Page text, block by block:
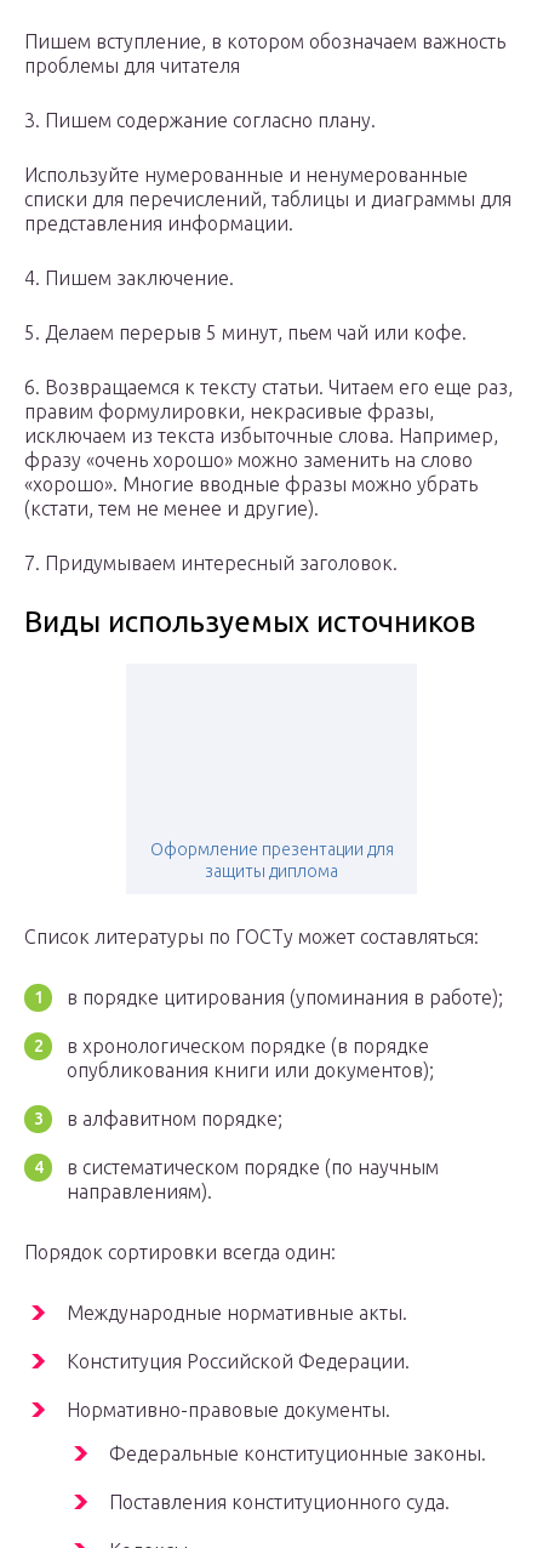
Пишем вступление, в котором обозначаем важность
проблемы для читателя
3. Пишем содержание согласно плану.
Используйте нумерованные и ненумерованные
списки для перечислений, таблицы и диаграммы для
представления информации.
4. Пишем заключение.
5. Делаем перерыв 5 минут, пьем чай или кофе.
6. Возвращаемся к тексту статьи. Читаем его еще раз,
правим формулировки, некрасивые фразы,
исключаем из текста избыточные слова. Например,
фразу «очень хорошо» можно заменить на слово
«хорошо». Многие вводные фразы можно убрать
(кстати, тем не менее и другие).
7. Придумываем интересный заголовок.
Виды используемых источников
Оформление презентации для
защиты диплома
Список литературы по ГОСТу может составляться:
в порядке цитирования (упоминания в работе);
в хронологическом порядке (в порядке
опубликования книги или документов);
в алфавитном порядке;
в систематическом порядке (по научным
направлениям).
Порядок сортировки всегда один:
Международные нормативные акты.
Конституция Российской Федерации.
Нормативно-правовые документы.
Федеральные конституционные законы.
Поставления конституционного суда.